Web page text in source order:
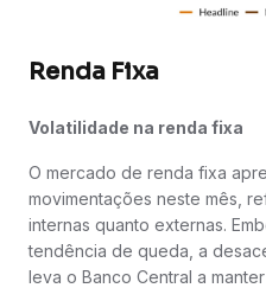
Renda Fixa
Volatilidade na renda fixa
O mercado de renda fixa
movimentações neste mês,
internas quanto externas.
tendência de queda, a
leva o Banco Central a